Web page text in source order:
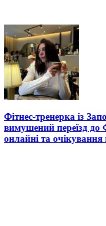
Фітнес-тренерка із
вимушений переїзд до
онлайні та